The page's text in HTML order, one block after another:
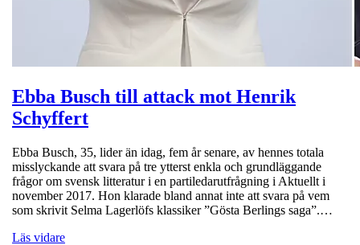
Ebba Busch till attack mot Henrik
Schyffert
Ebba Busch, 35, lider än idag, fem år senare, av hennes totala
misslyckande att svara på tre ytterst enkla och grundläggande
frågor om svensk litteratur i en partiledarutfrågning i Aktuellt i
november 2017. Hon klarade bland annat inte att svara på vem
som skrivit Selma Lagerlöfs klassiker ”Gösta Berlings saga”.…
Läs vidare